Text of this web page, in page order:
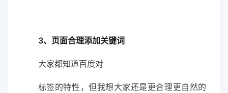
3、页面合理添加关键词
大家都知道百度对
标签的特性，但我想大家还是更合理更自然的